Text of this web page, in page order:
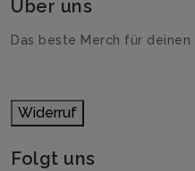
Über uns
Das beste Merch für deinen
Widerruf
Folgt uns